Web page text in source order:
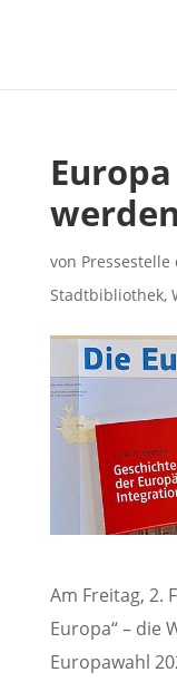
werden
von
Stadtbibliothek,
Am Freitag, 2.
Europa“ – die
Europawahl